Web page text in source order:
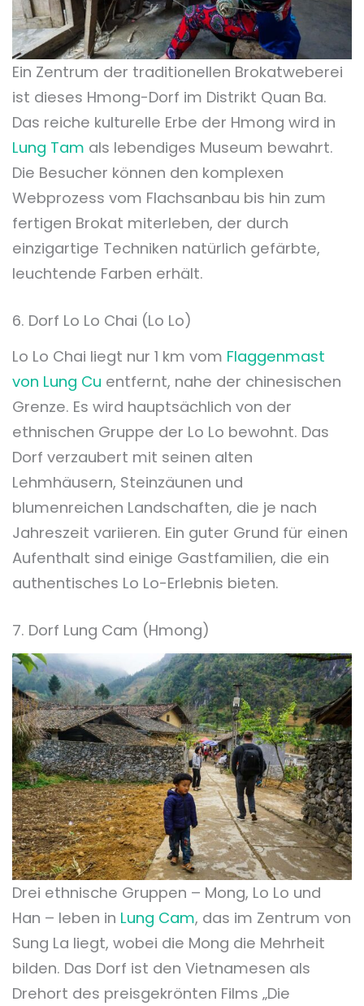
Ein Zentrum der traditionellen Brokatweberei
ist dieses Hmong-Dorf im Distrikt Quan Ba.
Das reiche kulturelle Erbe der Hmong wird in
Lung Tam als lebendiges Museum bewahrt.
Die Besucher können den komplexen
Webprozess vom Flachsanbau bis hin zum
fertigen Brokat miterleben, der durch
einzigartige Techniken natürlich gefärbte,
leuchtende Farben erhält.
6. Dorf Lo Lo Chai (Lo Lo)
Lo Lo Chai liegt nur 1 km vom Flaggenmast
von Lung Cu entfernt, nahe der chinesischen
Grenze. Es wird hauptsächlich von der
ethnischen Gruppe der Lo Lo bewohnt. Das
Dorf verzaubert mit seinen alten
Lehmhäusern, Steinzäunen und
blumenreichen Landschaften, die je nach
Jahreszeit variieren. Ein guter Grund für einen
Aufenthalt sind einige Gastfamilien, die ein
authentisches Lo Lo-Erlebnis bieten.
7. Dorf Lung Cam (Hmong)
Drei ethnische Gruppen – Mong, Lo Lo und
Han – leben in Lung Cam, das im Zentrum von
Sung La liegt, wobei die Mong die Mehrheit
bilden. Das Dorf ist den Vietnamesen als
Drehort des preisgekrönten Films „Die